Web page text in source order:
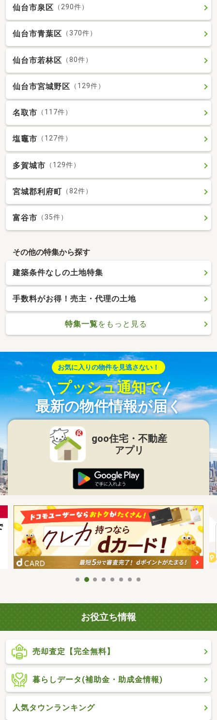
仙台市泉区 （290件）
仙台市青葉区 （370件）
仙台市若林区 （80件）
仙台市宮城野区 （129件）
名取市 （117件）
塩竈市 （127件）
多賀城市 （129件）
宮城郡利府町 （82件）
富谷市 （35件）
その他の特集から探す
建築条件なしの土地特集
手数料がお得！売主・代理の土地
特集一覧をもっと見る
お気に入りの物件を見逃さない！
プッシュ通知で
最新の物件情報が届く
goo住宅・不動産
アプリ
お役立ち情報
売却査定【完全無料】
暮らしデータ(補助金・助成金情報)
人気タウンランキング